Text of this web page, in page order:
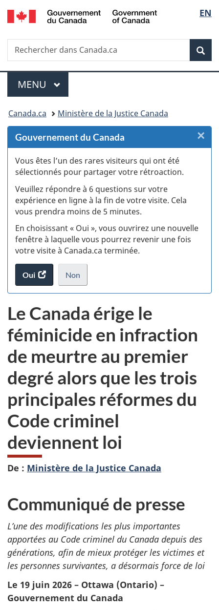
Passer
au
des
Passer
au
principal
Passer
à
Au
du
Passer
à
version
simplifiée
de
la
EN
Recherche
Rechercher
dans
Menu
MENU PRINCIPAL
Vous
êtes
ici :
Canada.ca Ministère de la Justice Canada
Gouvernement du Canada
Vous êtes l’un des rares visiteurs qui ont été
sélectionnés pour partager votre rétroaction.
Veuillez répondre à 6 questions sur votre
expérience en ligne à la fin de votre visite. Cela
vous prendra moins de 5 minutes.
En choisissant « Oui », vous ouvrirez une nouvelle
fenêtre à laquelle vous pourrez revenir une fois
votre visite à Canada.ca terminée.
Oui
accéder
au
Non
je
veux
pas
participer
au
sondage
du
site
web,
.
×
Le Canada érige le
féminicide en infraction
de meurtre au premier
degré alors que les trois
principales réformes du
Code criminel
deviennent loi
De : Ministère de la Justice Canada
Communiqué de presse
L’une des modifications les plus importantes
apportées au Code criminel du Canada depuis des
générations, afin de mieux protéger les victimes et
les personnes survivantes, a désormais force de loi
Le 19 juin 2026 – Ottawa (Ontario) –
Gouvernement du Canada